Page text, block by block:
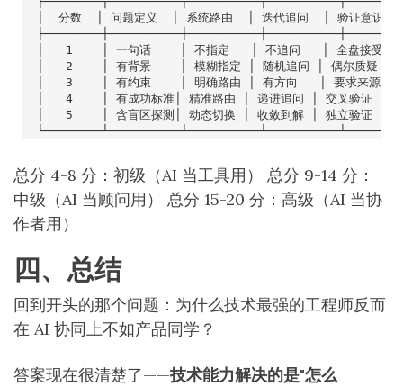
总分 4-8 分：初级（AI 当工具用） 总分 9-14 分：
中级（AI 当顾问用） 总分 15-20 分：高级（AI 当协
作者用）
四、总结
回到开头的那个问题：为什么技术最强的工程师反而
在 AI 协同上不如产品同学？
答案现在很清楚了——技术能力解决的是"怎么